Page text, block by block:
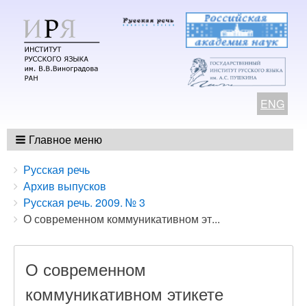
ENG
Главное меню
Breadcrumbs
You
are
here:
Русская речь
Архив выпусков
Русская речь. 2009. № 3
О современном коммуникативном эт...
О современном
коммуникативном этикете